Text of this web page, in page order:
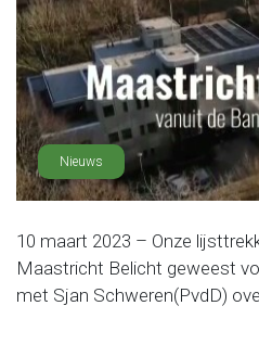
Nieuws
10 maart 2023 – Onze
Maastricht Belicht geweest
met Sjan Schweren(PvdD)